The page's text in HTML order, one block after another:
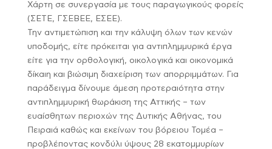
Χάρτη σε συνεργασία με τους παραγωγικούς φορείς
(ΣΕΤΕ, ΓΣΕΒΕΕ, ΕΣΕΕ).
Την αντιμετώπιση και την κάλυψη όλων των κενών
υποδομής, είτε πρόκειται για αντιπλημμυρικά έργα
είτε για την ορθολογική, οικολογικά και οικονομικά
δίκαιη και βιώσιμη διαχείριση των απορριμμάτων. Για
παράδειγμα δίνουμε άμεση προτεραιότητα στην
αντιπλημμυρική θωράκιση της Αττικής – των
ευαίσθητων περιοχών της Δυτικής Αθήνας, του
Πειραιά καθώς και εκείνων του βόρειου Τομέα –
προβλέποντας κονδύλι ύψους 28 εκατομμυρίων